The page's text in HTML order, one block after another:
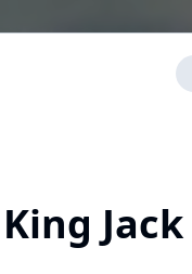
Jack